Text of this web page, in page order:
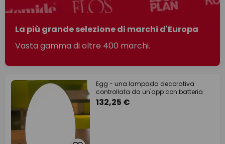
La più grande selezione di marchi d'Europa
Vasta gamma di oltre 400 marchi.
Egg - una lampada decorativa
controllata da un'app con batteria
132,25 €